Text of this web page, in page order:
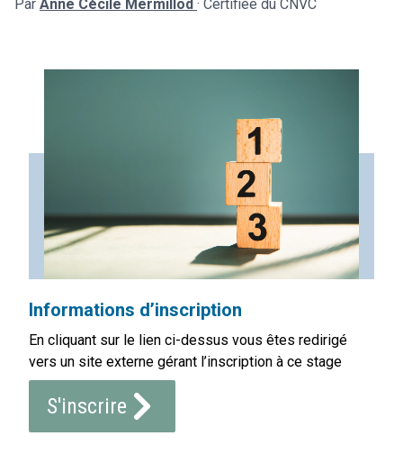
Par Anne Cécile Mermillod · Certifiée du CNVC
Informations d’inscription
En cliquant sur le lien ci-dessus vous êtes redirigé
vers un site externe gérant l’inscription à ce stage
S'inscrire